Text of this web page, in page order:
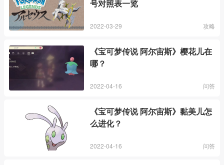
号对照表一览
2022-03-29 攻略
《宝可梦传说 阿尔宙斯》樱花儿在
哪？
2022-04-16 问答
《宝可梦传说 阿尔宙斯》黏美儿怎
么进化？
2022-04-16 问答